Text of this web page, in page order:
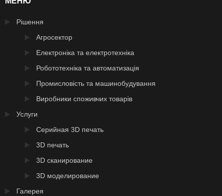
Рішення
Агросектор
Електроніка та електротехніка
Робототехніка та автоматизація
Промисловість та машинобудування
Виробники споживчих товарів
Услуги
Серийная 3D печать
3D печать
3D сканирование
3D моделирование
Галерея